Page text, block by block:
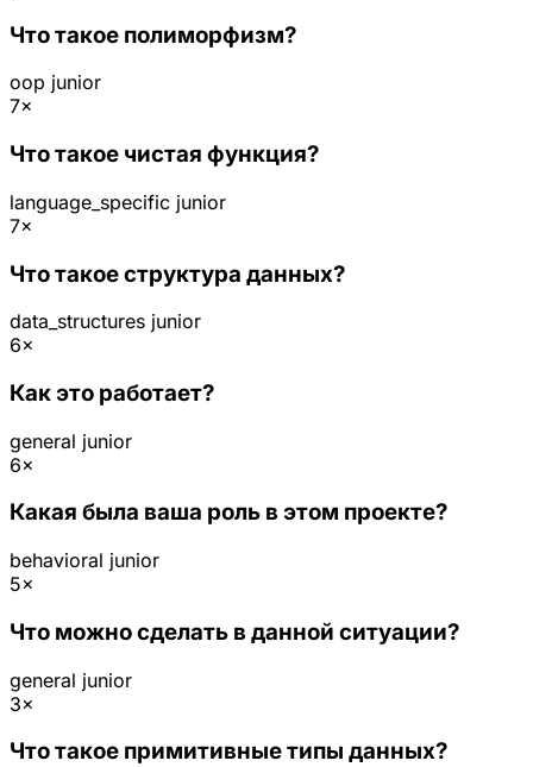
Что такое полиморфизм?
oop junior
7×
Что такое чистая функция?
language_specific junior
7×
Что такое структура данных?
data_structures junior
6×
Как это работает?
general junior
6×
Какая была ваша роль в этом проекте?
behavioral junior
5×
Что можно сделать в данной ситуации?
general junior
3×
Что такое примитивные типы данных?